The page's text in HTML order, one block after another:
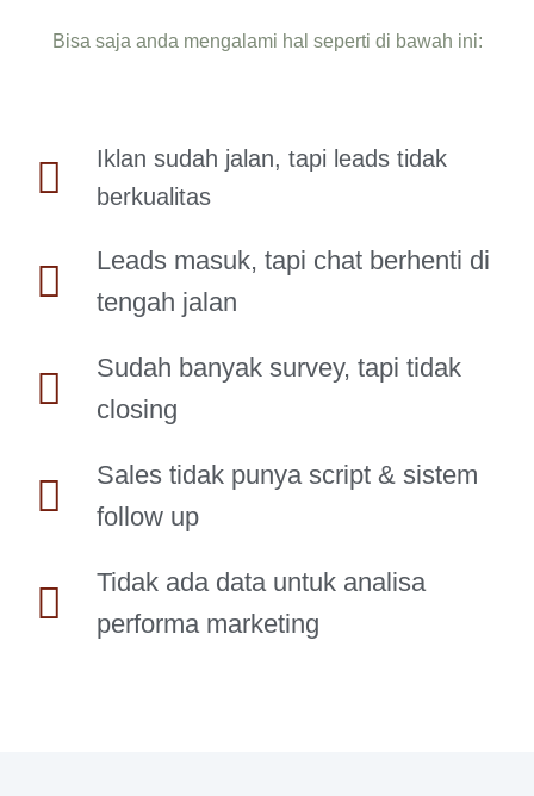
Bisa saja anda mengalami hal seperti di bawah ini:
Iklan sudah jalan, tapi leads tidak
berkualitas
Leads masuk, tapi chat berhenti di
tengah jalan
Sudah banyak survey, tapi tidak
closing
Sales tidak punya script & sistem
follow up
Tidak ada data untuk analisa
performa marketing